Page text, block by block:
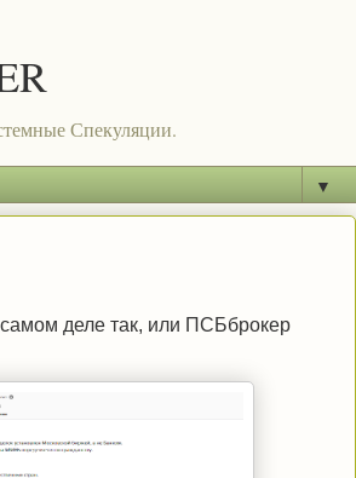
Спекуляции.
▼
деле так, или ПСБброкер